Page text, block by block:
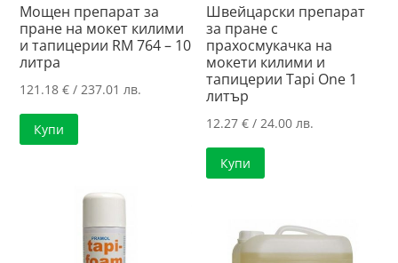
Мощен препарат за
пране на мокет килими
и тапицерии RM 764 – 10
литра
121.18€ / 237.01 лв.
Купи
Швейцарски препарат
за пране с
прахосмукачка на
мокети килими и
тапицерии Tapi One 1
литър
12.27€ / 24.00 лв.
Купи